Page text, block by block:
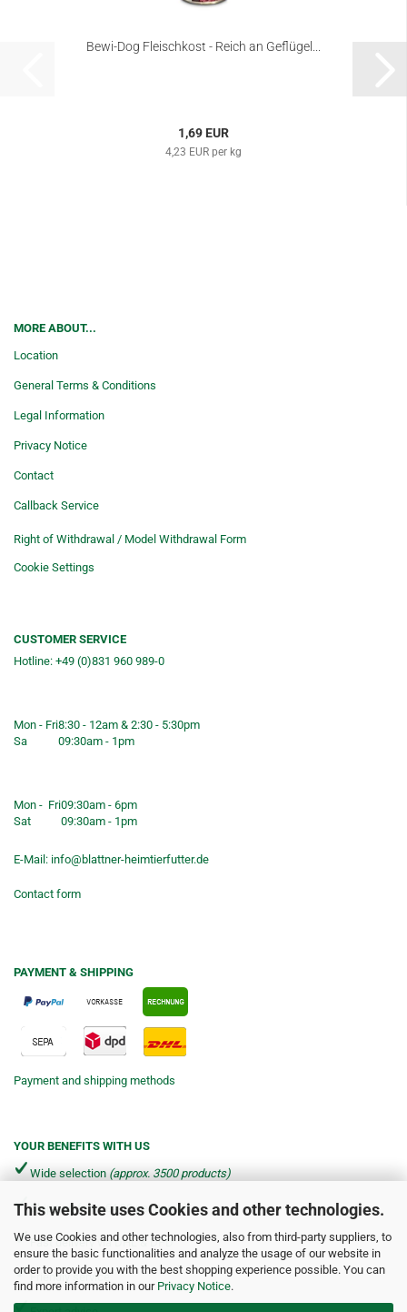
This website uses Cookies and other technologies.
We use Cookies and other technologies, also from third-party suppliers, to
ensure the basic functionalities and analyze the usage of our website in
order to provide you with the best shopping experience possible. You can
find more information in our Privacy Notice.
Bewi-Dog Fleischkost - Reich an Geflügel...
1,69 EUR
4,23 EUR per kg
MORE ABOUT...
Location
General Terms & Conditions
Legal Information
Privacy Notice
Contact
Callback Service
Right of Withdrawal / Model Withdrawal Form
Cookie Settings
CUSTOMER SERVICE
Hotline: +49 (0)831 960 989-0
Mon - Fri8:30 - 12am & 2:30 - 5:30pm
Sa
09:30am - 1pm
Mon - Fri09:30am - 6pm
Sat
09:30am - 1pm
E-Mail: info@blattner-heimtierfutter.de
Contact form
PAYMENT & SHIPPING
Payment and shipping methods
YOUR BENEFITS WITH US
Wide selection (approx. 3500 products)
Shipping from €4.90 per parcel*
Fast delivery via DHL & DPD
Friendly service